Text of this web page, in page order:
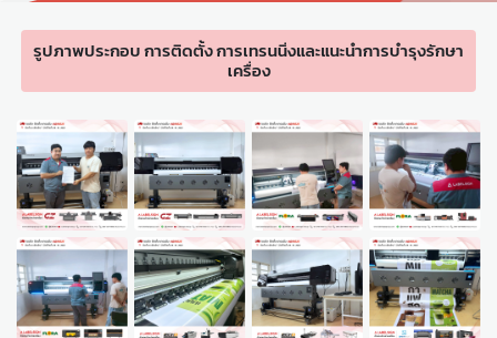
รูปภาพประกอบ การติดตั้ง การเทรนนิ่งและแนะนำการบำรุงรักษา
เครื่อง